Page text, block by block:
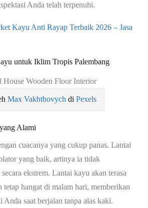
Anda telah terpenuhi.
Kayu Anti Rayap Terbaik 2026 – Jasa
untuk Iklim Tropis Palembang
Max Vakhtbovych di Pexels
Alami
cuacanya yang cukup panas. Lantai
yang baik, artinya ia tidak
ekstrem. Lantai kayu akan terasa
tetap hangat di malam hari, memberikan
Anda saat berjalan tanpa alas kaki.